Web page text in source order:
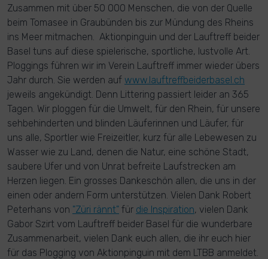
Zusammen mit über 50 000 Menschen, die von der Quelle
beim Tomasee in Graubünden bis zur Mündung des Rheins
ins Meer mitmachen. Aktionpinguin und der Lauftreff beider
Basel tuns auf diese spielerische, sportliche, lustvolle Art.
Ploggings führen wir im Verein Lauftreff immer wieder übers
Jahr durch. Sie werden auf www.lauftreffbeiderbasel.ch
jeweils angekündigt. Denn Littering passiert leider an 365
Tagen. Wir ploggen für die Umwelt, für den Rhein, für unsere
sehbehinderten und blinden Läuferinnen und Läufer, für
uns alle, Sportler wie Freizeitler, kurz für alle Lebewesen zu
Wasser wie zu Land, denen die Natur, eine schöne Stadt,
saubere Ufer und von Unrat befreite Laufstrecken am
Herzen liegen. Ein grosses Dankeschön allen, die uns in der
einen oder andern Form unterstützen. Vielen Dank Robert
Peterhans von "Züri rännt" für die Inspiration, vielen Dank
Gabor Szirt vom Lauftreff beider Basel für die wunderbare
Zusammenarbeit, vielen Dank euch allen, die ihr euch hier
für das Plogging von Aktionpinguin mit dem LTBB anmeldet.